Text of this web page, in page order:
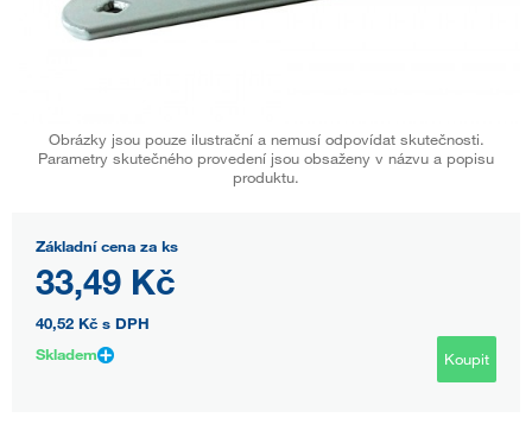
Obrázky jsou pouze ilustrační a nemusí odpovídat skutečnosti.
Parametry skutečného provedení jsou obsaženy v názvu a popisu
produktu.
Základní cena za ks
33,49 Kč
40,52 Kč s DPH
Skladem
Koupit